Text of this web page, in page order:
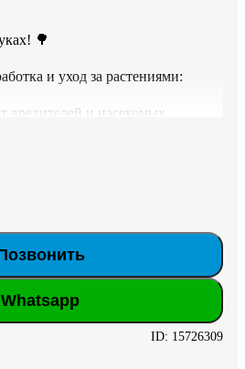
🌳
и уход за растениями:
вредителей и насекомых.
с грибком и хлорозом.
и яркий цвет!
Whatsapp
ID: 15726309